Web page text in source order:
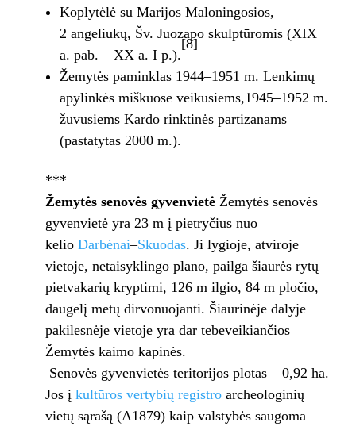
Koplytėlė su Marijos Maloningosios,
2 angeliukų, Šv. Juozapo skulptūromis (XIX
a. pab. – XX a. I p.).
[8]
Žemytės paminklas 1944–1951 m. Lenkimų
apylinkės miškuose veikusiems,1945–1952 m.
žuvusiems Kardo rinktinės partizanams
(pastatytas 2000 m.).
***
Žemytės senovės gyvenvietėŽemytės senovės
gyvenvietė yra 23 m į pietryčius nuo
kelio Darbėnai–Skuodas. Ji lygioje, atviroje
vietoje, netaisyklingo plano, pailga šiaurės rytų–
pietvakarių kryptimi, 126 m ilgio, 84 m pločio,
daugelį metų dirvonuojanti. Šiaurinėje dalyje
pakilesnėje vietoje yra dar tebeveikiančios
Žemytės kaimo kapinės.
Senovės gyvenvietės teritorijos plotas – 0,92 ha.
Jos į kultūros vertybių registroarcheologinių
vietų sąrašą (A1879) kaip valstybės saugoma